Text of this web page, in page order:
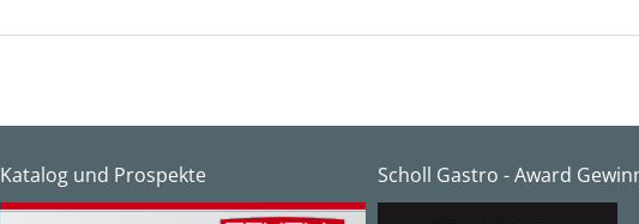
Katalog und Prospekte Scholl Gastro - Award